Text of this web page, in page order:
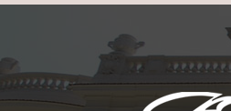
Skip to main content